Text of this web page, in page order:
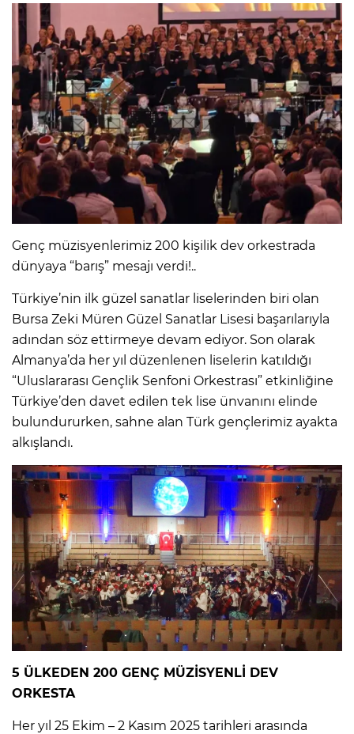
Genç müzisyenlerimiz 200 kişilik dev orkestrada
dünyaya “barış” mesajı verdi!..
Türkiye’nin ilk güzel sanatlar liselerinden biri olan
Bursa Zeki Müren Güzel Sanatlar Lisesi başarılarıyla
adından söz ettirmeye devam ediyor. Son olarak
Almanya’da her yıl düzenlenen liselerin katıldığı
“Uluslararası Gençlik Senfoni Orkestrası” etkinliğine
Türkiye’den davet edilen tek lise ünvanını elinde
bulundururken, sahne alan Türk gençlerimiz ayakta
alkışlandı.
5 ÜLKEDEN 200 GENÇ MÜZİSYENLİ DEV
ORKESTA
Her yıl 25 Ekim – 2 Kasım 2025 tarihleri arasında